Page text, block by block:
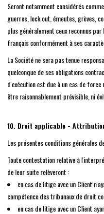
Seront notamment considérés
guerres, lock out, émeutes, grèves,
plus généralement ceux reconnus
français conformément à ses
La Société ne sera pas tenue
quelconque de ses obligations
d'exécution est due à un cas de
être raisonnablement prévisible, ni
10. Droit applicable -
Les présentes conditions générales
Toute contestation relative à
de leur suite relèveront :
en cas de litige avec un Client
compétence des tribunaux de droit
en cas de litige avec un Client